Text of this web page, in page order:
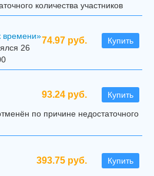
количества участников
74.97 руб. Купить
времени»
26
93.24 руб. Купить
по причине недостаточного
393.75 руб. Купить